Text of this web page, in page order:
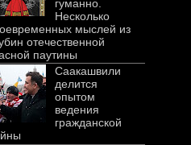
гуманно.
Несколько
мыслей из
отечественной
паутины
Саакашвили
делится
опытом
ведения
гражданской